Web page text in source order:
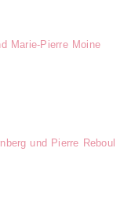
Marie-Pierre Moine
und Pierre Reboul